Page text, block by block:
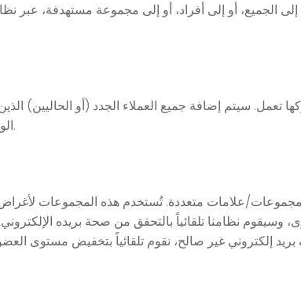
الجميع، أو إلى أفراد، أو إلى مجموعة مستهدفة، عبر
تعمل. سيتم إضافة جميع العملاء الجدد (أو الحاليين)
الوقت المناسب خلال رحلة العميل. يُستخدم هذا النظام أيضًا في أنظمة التعليم الإلكتروني الآلية.
علامات متعددة. تُستخدم هذه المجموعات
وسيقوم نظامنا تلقائياً بالتحقق من صحة بريده
إلكتروني غير صالح، نقوم تلقائياً بتخفيض مستوى